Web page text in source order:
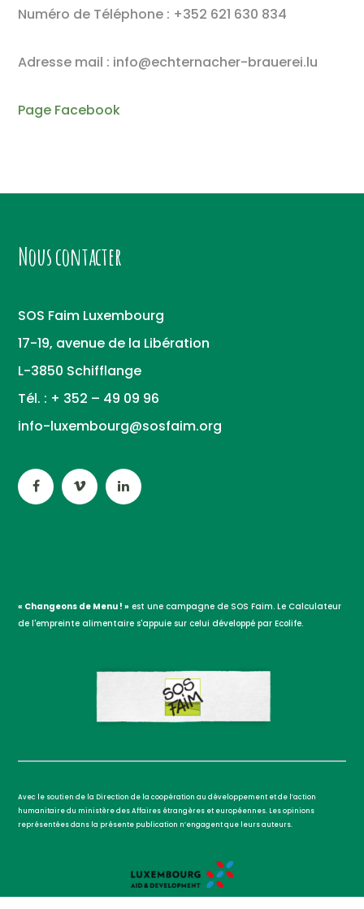
Numéro de Téléphone : +352 621 630 834
Adresse mail : info@echternacher-brauerei.lu
Page Facebook
Nous contacter
SOS Faim Luxembourg
17-19, avenue de la Libération
L-3850 Schifflange
Tél. : + 352 – 49 09 96
info-luxembourg@sosfaim.org
« Changeons de Menu ! » est une campagne de SOS Faim. Le Calculateur
de l'empreinte alimentaire s'appuie sur celui développé par Ecolife.
Avec le soutien de la Direction de la coopération au développement et de l’action
humanitaire du ministère des Affaires étrangères et européennes. Les opinions
représentées dans la présente publication n’engagent que leurs auteurs.